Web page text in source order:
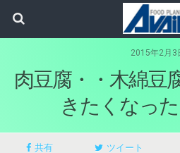
2015年2月3
肉豆腐・・木綿豆
きたくなっ
共有 ツイート